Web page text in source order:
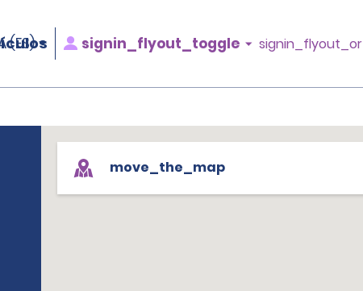
(ES) signin_flyout_toggle signin_flyout_or
move_the_map